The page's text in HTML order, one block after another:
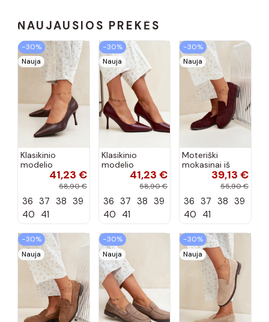
NAUJAUSIOS PREKĖS
−30%
Nauja
Klasikinio
modelio
aukštakulniai
šokolado
spalvos Nesha
41,23 €
58,90 €
36 37 38 39
40 41
−30%
Nauja
Klasikinio
modelio
aukštakulniai
bordo spalvos
Nesha
41,23 €
58,90 €
36 37 38 39
40 41
−30%
Nauja
Moteriški
mokasinai iš
dirbtinės
zomšos, bordo
39,13 €
55,90 €
36 37 38 39
40 41
−30%
Nauja
−30%
Nauja
−30%
Nauja